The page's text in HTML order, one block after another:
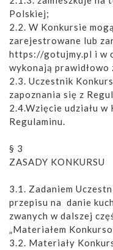
Polskiej;
2.2. W Konkursie
zarejestrowane lub
https://gotujmy.pl i w
wykonają prawidłowo
2.3. Uczestnik
zapoznania się z
2.4.Wzięcie udziału
Regulaminu.
§ 3
ZASADY KONKURSU
3.1. Zadaniem
przepisu na danie
zwanych w dalszej
„Materiałem
3.2. Materiały